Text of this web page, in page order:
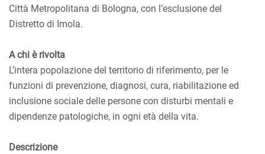
Città Metropolitana di Bologna, con l’esclusione del
Distretto di Imola.
A chi è rivolta
L’intera popolazione del territorio di riferimento, per le
funzioni di prevenzione, diagnosi, cura, riabilitazione ed
inclusione sociale delle persone con disturbi mentali e
dipendenze patologiche, in ogni età della vita.
Descrizione